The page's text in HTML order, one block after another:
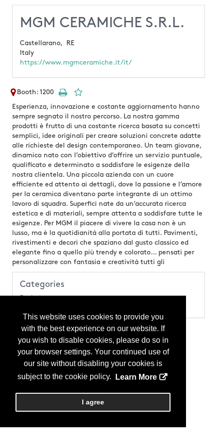
This website uses cookies to provide you
with the best experience on our website. If
you wish to disable cookies, please do so in
your browser settings. Your continued use of
our site without disabling your cookies is
subject to the cookie policy.
Learn More
I agree
MGM CERAMICHE S.R.L.
Castellarano,
RE
Italy
https://www.mgmceramiche.it/it/
Booth: 1200
Esperienza, innovazione e costante aggiornamento hanno
sempre segnato il nostro percorso. La nostra gamma
prodotti è frutto di una costante ricerca basata su concetti
semplici, idee originali per creare soluzioni concrete adatte
alle richieste del design contemporaneo. Un team giovane,
dinamico nato con l’obiettivo d’offrire un servizio puntuale,
qualificato e determinato a soddisfare le esigenze della
nostra clientela. Una piccola azienda con un cuore
efficiente ed attento ai dettagli, dove la passione e l’amore
per la ceramica diventano parte integrante di un ottimo
lavoro di squadra. Superfici nate da un’accurata ricerca
estetica e di materiali, sempre attenta a soddisfare tutte le
esigenze. Per MGM il piacere di vivere la casa non è un
lusso, ma è la quotidianità alla portata di tutti. Pavimenti,
rivestimenti e decori che spaziano dal gusto classico ed
elegante fino a quello più trendy e colorato… pensati per
personalizzare con fantasia e creatività tutti gli
Categories